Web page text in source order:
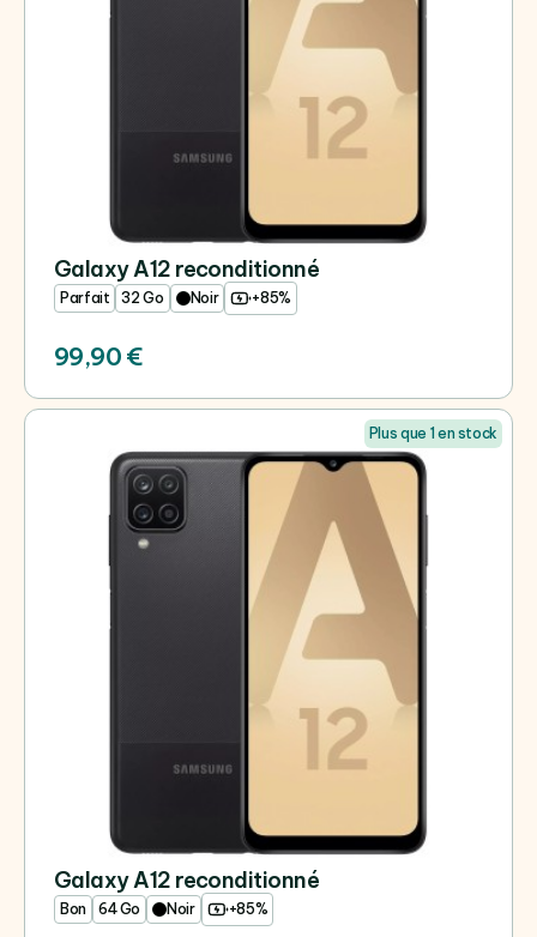
Galaxy A12 reconditionné
32 Go
Parfait Noir +85%
99,90 €
Plus que 1 en stock
Galaxy A12 reconditionné
64 Go
Bon Noir +85%